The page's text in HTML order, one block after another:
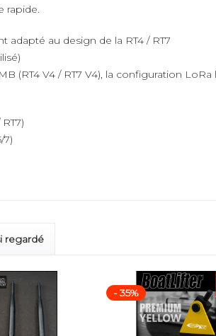
rapide.
au design de la RT4 / RT7
(RT4 V4 / RT7 V4), la configuration
7)
regardé
- 35%